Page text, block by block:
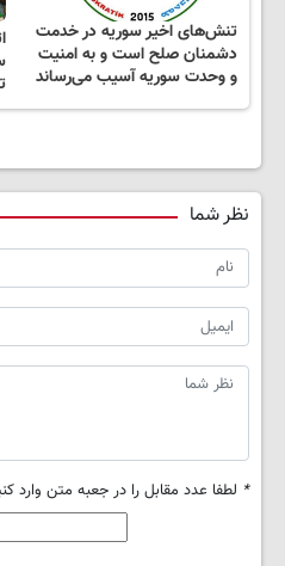
تنش‌های اخیر سوریه در خدمت
دشمنان صلح است و به امنیت
و وحدت سوریه آسیب می‌رساند
نظر شما
* لطفا عدد مقابل را در جعبه متن وارد